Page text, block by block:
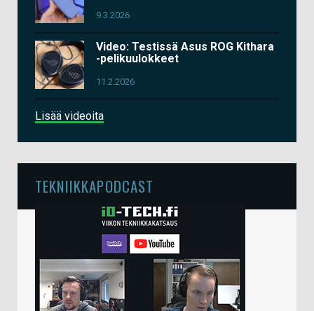
9.3.2026
Video: Testissä Asus ROG Kithara
-pelikuulokkeet
11.2.2026
Lisää videoita
TEKNIIKKAPODCAST